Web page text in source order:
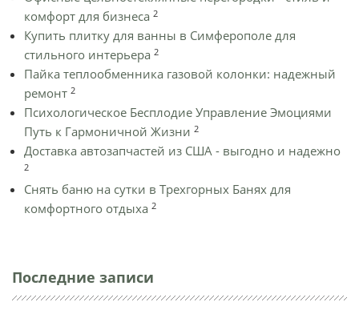
комфорт для бизнеса 2
Купить плитку для ванны в Симферополе для
стильного интерьера 2
Пайка теплообменника газовой колонки: надежный
ремонт 2
Психологическое Бесплодие Управление Эмоциями
Путь к Гармоничной Жизни 2
Доставка автозапчастей из США - выгодно и надежно
2
Снять баню на сутки в Трехгорных Банях для
комфортного отдыха 2
Последние записи